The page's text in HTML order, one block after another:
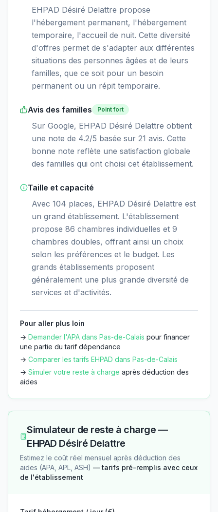
EHPAD Désiré Delattre propose
l'hébergement permanent, l'hébergement
temporaire, l'accueil de nuit. Cette diversité
d'offres permet de s'adapter aux différentes
situations des personnes âgées et de leurs
familles, que ce soit pour un besoin
permanent ou un répit temporaire.
Avis des familles Point fort
Sur Google, EHPAD Désiré Delattre obtient
une note de 4.2/5 basée sur 21 avis. Cette
bonne note reflète une satisfaction globale
des familles qui ont choisi cet établissement.
Taille et capacité
Avec 104 places, EHPAD Désiré Delattre est
un grand établissement. L'établissement
propose 86 chambres individuelles et 9
chambres doubles, offrant ainsi un choix
selon les préférences et le budget. Les
grands établissements proposent
généralement une plus grande diversité de
services et d'activités.
Pour aller plus loin
→ Demander l'APA dans Pas-de-Calais pour financer
une partie du tarif dépendance
→ Comparer les tarifs EHPAD dans Pas-de-Calais
→ Simuler votre reste à charge après déduction des
aides
Simulateur de reste à charge —
EHPAD Désiré Delattre
Estimez le coût réel mensuel après déduction des
aides (APA, APL, ASH) — tarifs pré-remplis avec ceux
de l'établissement